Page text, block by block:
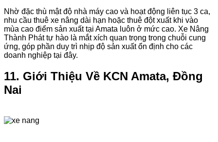
Nhờ đặc thù mật độ nhà máy cao và hoạt động liên tục 3 ca,
nhu cầu thuê xe nâng dài hạn hoặc thuê đột xuất khi vào
mùa cao điểm sản xuất tại Amata luôn ở mức cao. Xe Nâng
Thành Phát tự hào là mắt xích quan trọng trong chuỗi cung
ứng, góp phần duy trì nhịp độ sản xuất ổn định cho các
doanh nghiệp tại đây.
11. Giới Thiệu Về KCN Amata, Đồng
Nai